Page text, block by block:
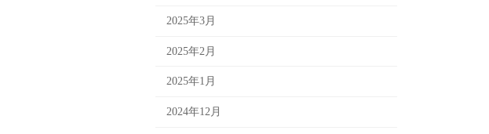
2025年3月
2025年2月
2025年1月
2024年12月